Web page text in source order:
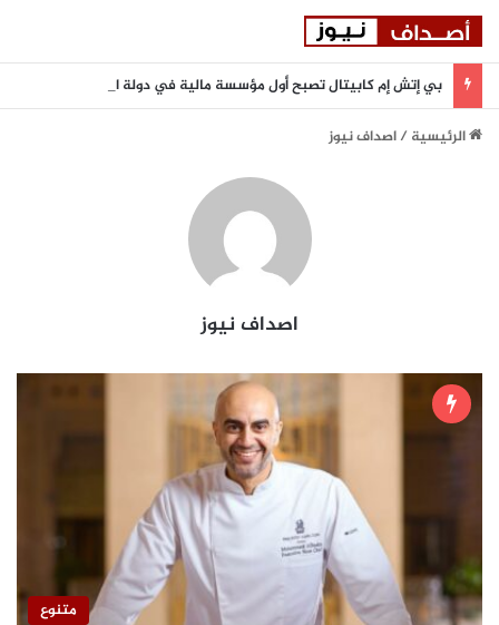
الرئيسية/اصداف نيوز
اصداف نيوز
متنوع